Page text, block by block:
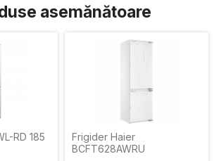
asemănătoare
RD 185
Frigider Haier
BCFT628AWRU